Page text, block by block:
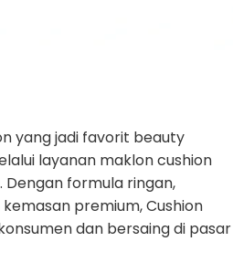
yang jadi favorit beauty
layanan maklon cushion
Dengan formula ringan,
premium, Cushion
dan bersaing di pasar